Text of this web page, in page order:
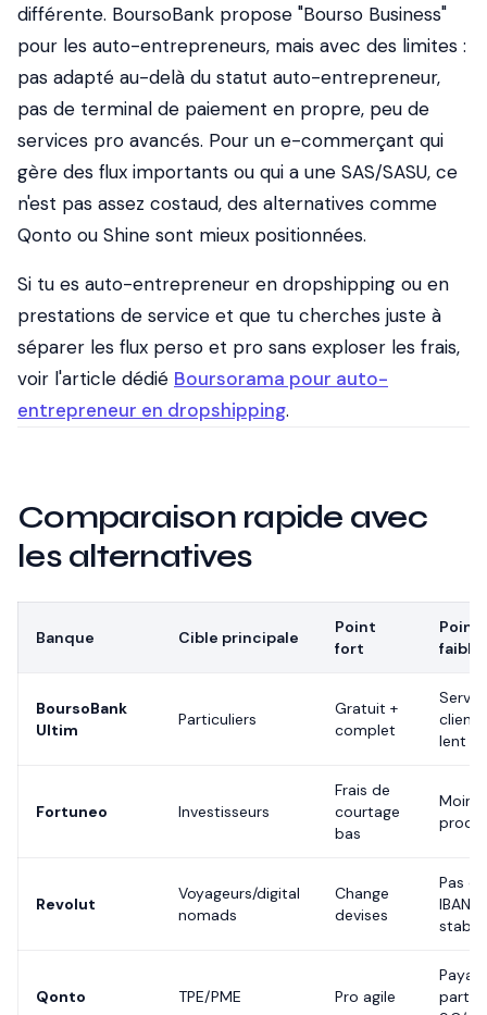
différente. BoursoBank propose "Bourso Business"
pour les auto-entrepreneurs, mais avec des limites :
pas adapté au-delà du statut auto-entrepreneur,
pas de terminal de paiement en propre, peu de
services pro avancés. Pour un e-commerçant qui
gère des flux importants ou qui a une SAS/SASU, ce
n'est pas assez costaud, des alternatives comme
Qonto ou Shine sont mieux positionnées.
Si tu es auto-entrepreneur en dropshipping ou en
prestations de service et que tu cherches juste à
séparer les flux perso et pro sans exploser les frais,
voir l'article dédié Boursorama pour auto-
entrepreneur en dropshipping.
Comparaison rapide avec
les alternatives
Banque Cible principale
Point
fort
Point
faible
BoursoBank
Ultim
Particuliers
Gratuit +
complet
client
lent
Fortuneo Investisseurs
Frais de
courtage
bas
Moins
Revolut
Voyageurs/digital
nomads
Change
devises
Pas de
IBAN
stable
Qonto TPE/PME Pro agile
partir